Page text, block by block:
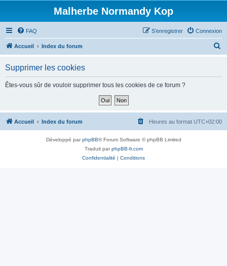
Malherbe Normandy Kop
FAQ Connexion
S’enregistrer
Accueil Index du forum
h
Supprimer les cookies
Êtes-vous sûr de vouloir supprimer tous les cookies de ce forum ?
Accueil Index du forum Heures au format UTC+02:00
Développé parphpBB® Forum Software © phpBB Limited
Traduit parphpBB-fr.com
Confidentialité | Conditions